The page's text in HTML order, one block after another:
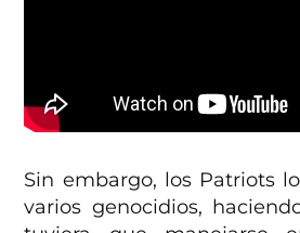
Sin embargo, los Patriots
varios genocidios,